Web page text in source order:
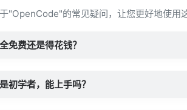
"OpenCode"的常见疑问，让您更好地使用
免费还是得花钱？
初学者，能上手吗？